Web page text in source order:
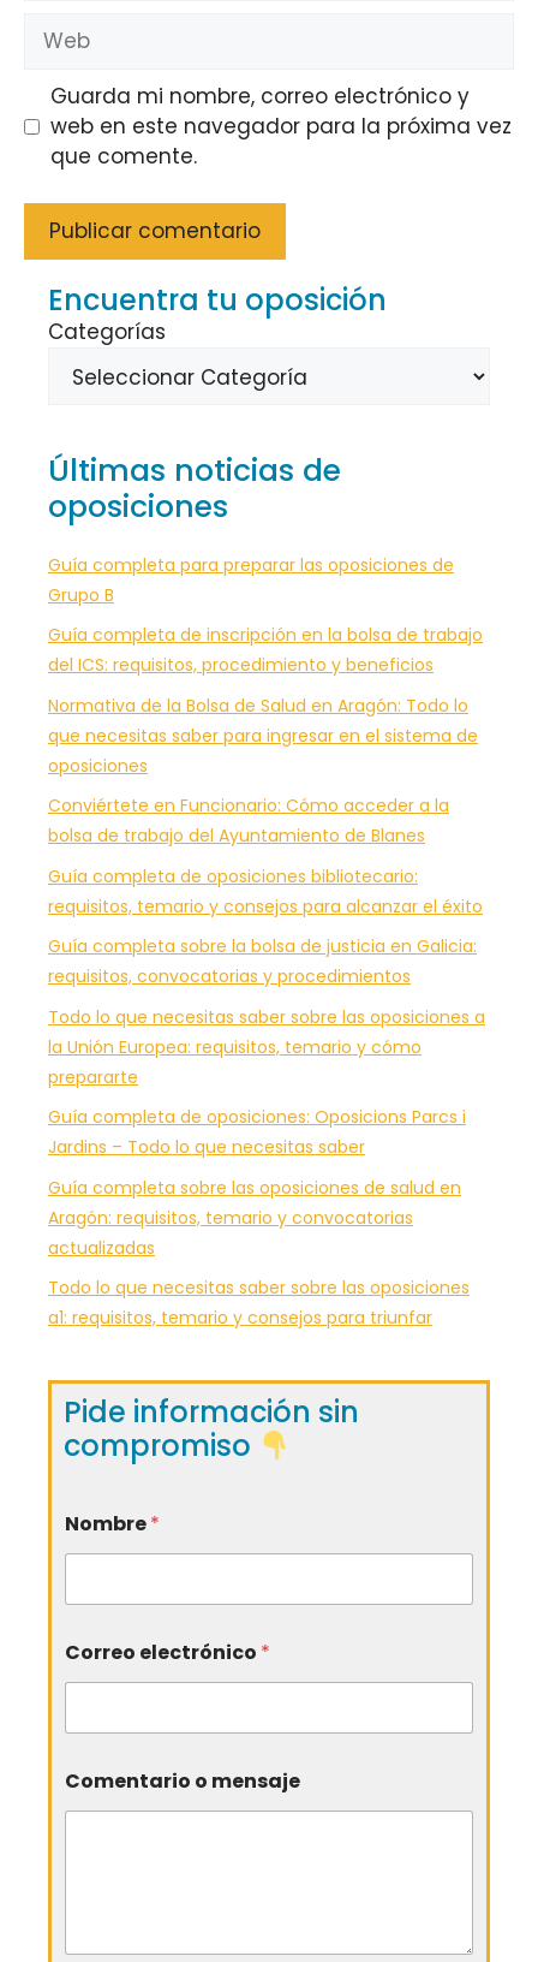
Web
Guarda mi nombre, correo electrónico y
web en este navegador para la próxima vez
que comente.
Encuentra tu oposición
Categorías
Últimas noticias de
oposiciones
Guía completa para preparar las oposiciones de
Grupo B
Guía completa de inscripción en la bolsa de trabajo
del ICS: requisitos, procedimiento y beneficios
Normativa de la Bolsa de Salud en Aragón: Todo lo
que necesitas saber para ingresar en el sistema de
oposiciones
Conviértete en Funcionario: Cómo acceder a la
bolsa de trabajo del Ayuntamiento de Blanes
Guía completa de oposiciones bibliotecario:
requisitos, temario y consejos para alcanzar el éxito
Guía completa sobre la bolsa de justicia en Galicia:
requisitos, convocatorias y procedimientos
Todo lo que necesitas saber sobre las oposiciones a
la Unión Europea: requisitos, temario y cómo
prepararte
Guía completa de oposiciones: Oposicions Parcs i
Jardins – Todo lo que necesitas saber
Guía completa sobre las oposiciones de salud en
Aragón: requisitos, temario y convocatorias
actualizadas
Todo lo que necesitas saber sobre las oposiciones
a1: requisitos, temario y consejos para triunfar
Pide información sin
compromiso
Nombre*
Correo electrónico *
Comentario o mensaje